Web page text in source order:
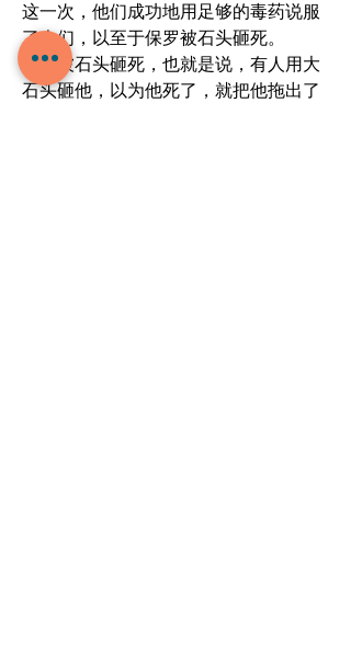
这一次，他们成功地用足够的毒药说服
了人们，以至于保罗被石头砸死。
保罗被石头砸死，也就是说，有人用大
石头砸他，以为他死了，就把他拖出了